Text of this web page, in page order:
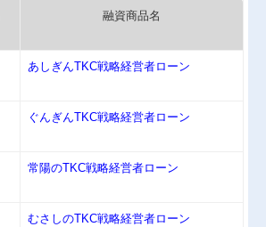
融資商品名
あしぎんTKC戦略経営者ローン
ぐんぎんTKC戦略経営者ローン
常陽のTKC戦略経営者ローン
むさしのTKC戦略経営者ローン